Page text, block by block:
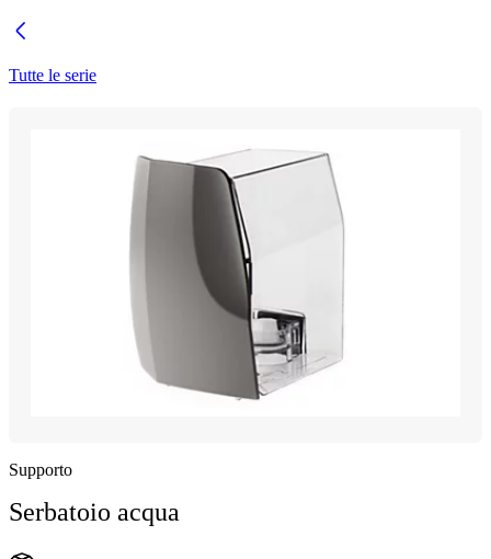
Tutte le serie
Supporto
Serbatoio acqua